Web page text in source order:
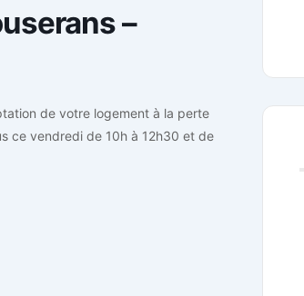
–
de votre logement à la perte
ce vendredi de 10h à 12h30 et de